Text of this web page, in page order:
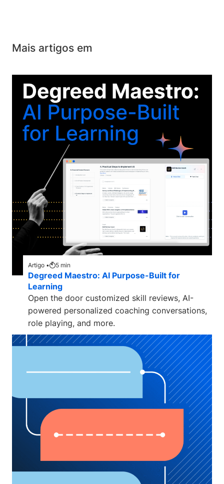
Mais artigos em
Artigo • 5 min
Degreed Maestro: AI Purpose-Built for
Learning
Open the door customized skill reviews, AI-
powered personalized coaching conversations,
role playing, and more.